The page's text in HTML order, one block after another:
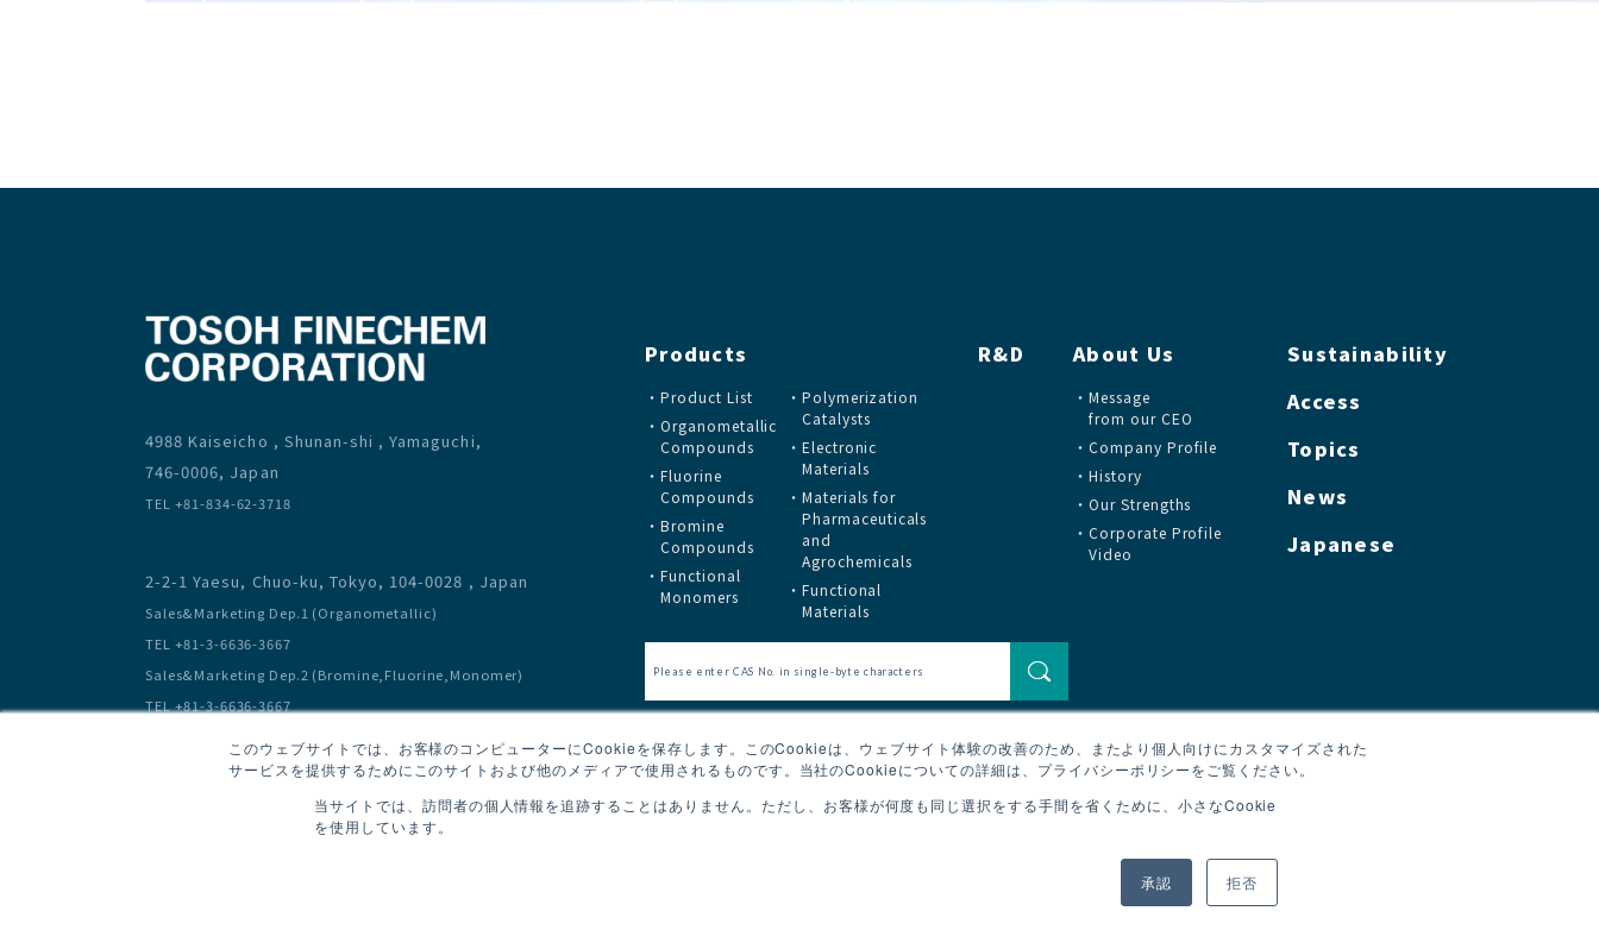
このウェブサイトでは、お客様のコンピューターにCookieを保存します。このCookieは、ウェブサイト体験の改善のため、またより個人向けにカスタマイズされた
サービスを提供するためにこのサイトおよび他のメディアで使用されるものです。当社のCookieについての詳細は、プライバシーポリシーをご覧ください。
当サイトでは、訪問者の個人情報を追跡することはありません。ただし、お客様が何度も同じ選択をする手間を省くために、小さなCookie
を使用しています。
承認 拒否
4988 Kaiseicho , Shunan-shi , Yamaguchi,
746-0006, Japan
TEL +81-834-62-3718
2-2-1 Yaesu, Chuo-ku, Tokyo, 104-0028 , Japan
Sales&Marketing Dep.1 (Organometallic)
TEL +81-3-6636-3667
Sales&Marketing Dep.2 (Bromine,Fluorine,Monomer)
TEL +81-3-6636-3667
Products
Product List
Organometallic
Compounds
Fluorine
Compounds
Bromine
Compounds
Functional
Monomers
Polymerization
Catalysts
Electronic
Materials
Materials for
Pharmaceuticals
and
Agrochemicals
Functional
Materials
R&D About Us
Message
from our CEO
Company Profile
History
Our Strengths
Corporate Profile
Video
Sustainability
Access
Topics
News
Japanese
Copyright © Tosoh Finechem Corporation. All Rights Reserved.